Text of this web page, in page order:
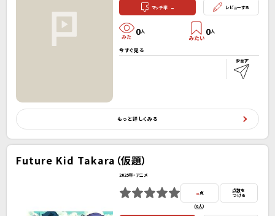
マッチ率 - レビューする
0人 0人
今すぐ見る
もっと詳しくみる
Future Kid Takara（仮題）
2025年・アニメ
-点
(0人）
点数を
つける